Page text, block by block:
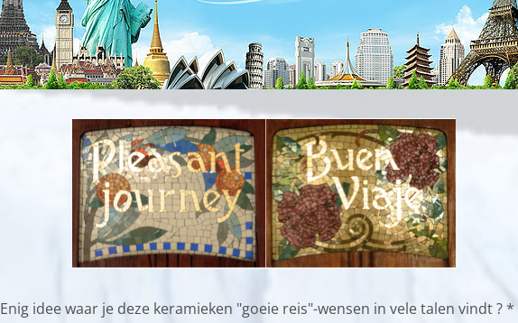
Enig idee waar je deze keramieken "goeie reis"-wensen in vele talen vindt ? *